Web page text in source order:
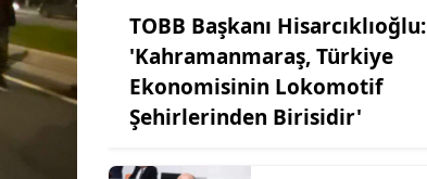
TOBB Başkanı Hisarcıklıoğlu:
'Kahramanmaraş, Türkiye
Ekonomisinin Lokomotif
Şehirlerinden Birisidir'